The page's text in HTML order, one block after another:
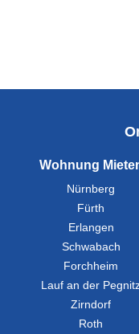
Wohnung
Nürnberg
Fürth
Erlangen
Schwabach
Forchheim
Lauf an der
Zirndorf
Roth